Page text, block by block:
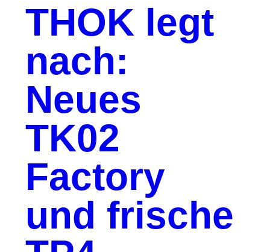
THOK legt
nach:
Neues
TK02
Factory
und frische